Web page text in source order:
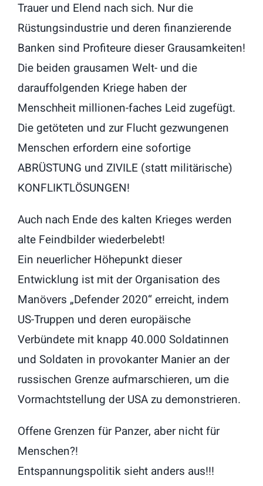
Trauer und Elend nach sich. Nur die
Rüstungsindustrie und deren finanzierende
Banken sind Profiteure dieser Grausamkeiten!
Die beiden grausamen Welt- und die
darauffolgenden Kriege haben der
Menschheit millionen-faches Leid zugefügt.
Die getöteten und zur Flucht gezwungenen
Menschen erfordern eine sofortige
ABRÜSTUNG und ZIVILE (statt militärische)
KONFLIKTLÖSUNGEN!
Auch nach Ende des kalten Krieges werden
alte Feindbilder wiederbelebt!
Ein neuerlicher Höhepunkt dieser
Entwicklung ist mit der Organisation des
Manövers „Defender 2020“ erreicht, indem
US-Truppen und deren europäische
Verbündete mit knapp 40.000 Soldatinnen
und Soldaten in provokanter Manier an der
russischen Grenze aufmarschieren, um die
Vormachtstellung der USA zu demonstrieren.
Offene Grenzen für Panzer, aber nicht für
Menschen?!
Entspannungspolitik sieht anders aus!!!